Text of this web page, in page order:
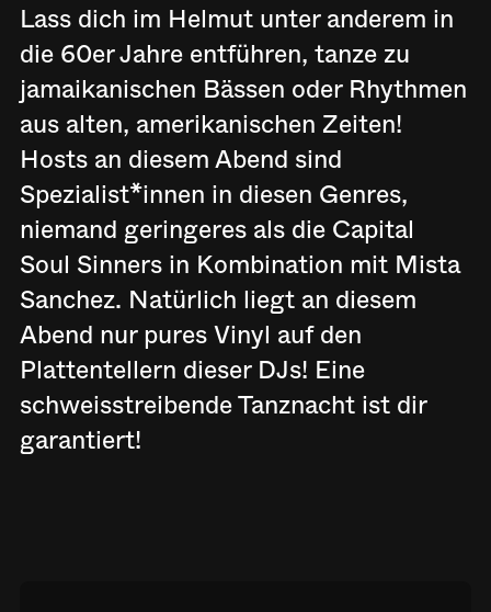
Lass dich im Helmut unter anderem in
die 60er Jahre entführen, tanze zu
jamaikanischen Bässen oder Rhythmen
aus alten, amerikanischen Zeiten!
Hosts an diesem Abend sind
Spezialist*innen in diesen Genres,
niemand geringeres als die Capital
Soul Sinners in Kombination mit Mista
Sanchez. Natürlich liegt an diesem
Abend nur pures Vinyl auf den
Plattentellern dieser DJs! Eine
schweisstreibende Tanznacht ist dir
garantiert!